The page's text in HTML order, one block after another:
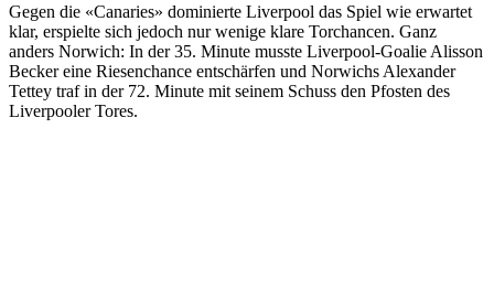
Gegen die «Canaries» dominierte Liverpool das Spiel wie erwartet
klar, erspielte sich jedoch nur wenige klare Torchancen. Ganz
anders Norwich: In der 35. Minute musste Liverpool-Goalie Alisson
Becker eine Riesenchance entschärfen und Norwichs Alexander
Tettey traf in der 72. Minute mit seinem Schuss den Pfosten des
Liverpooler Tores.